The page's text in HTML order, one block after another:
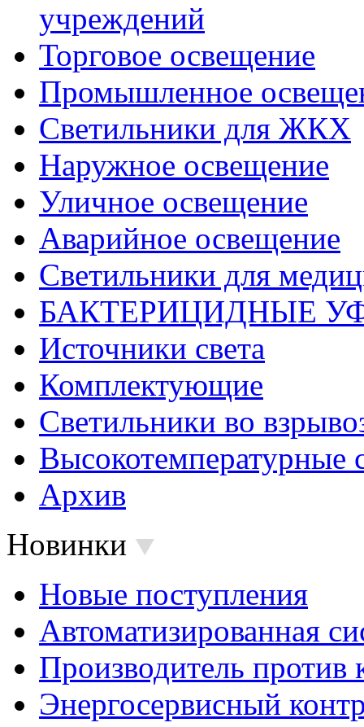
учреждений
Торговое освещение
Промышленное
Светильники для ЖКХ
Наружное освещение
Уличное освещение
Аварийное освещение
Светильники для
БАКТЕРИЦИДНЫЕ
Источники света
Комплектующие
Светильники во
Высокотемпературные
Архив
Новинки
Новые поступления
Автоматизированная
Производитель против
Энергосервисный